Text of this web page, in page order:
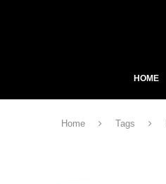
HOME
Home Tags